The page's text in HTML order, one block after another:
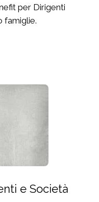
per Dirigenti
famiglie.
e Società